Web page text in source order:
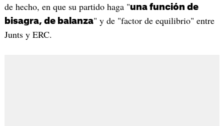
de hecho, en que su partido haga "una función de
bisagra, de balanza" y de "factor de equilibrio" entre
Junts y ERC.